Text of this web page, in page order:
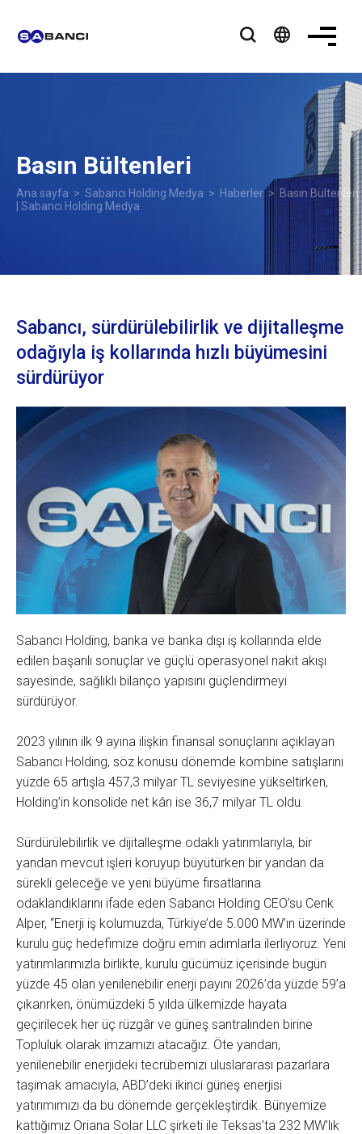
language
Basın Bültenleri
Ana sayfa > Sabancı Holding Medya > Haberler> Basın Bültenleri
| Sabancı Holding Medya
Sabancı, sürdürülebilirlik ve dijitalleşme
odağıyla iş kollarında hızlı büyümesini
sürdürüyor
Sabancı Holding, banka ve banka dışı iş kollarında elde
edilen başarılı sonuçlar ve güçlü operasyonel nakit akışı
sayesinde, sağlıklı bilanço yapısını güçlendirmeyi
sürdürüyor.
2023 yılının ilk 9 ayına ilişkin finansal sonuçlarını açıklayan
Sabancı Holding, söz konusu dönemde kombine satışlarını
yüzde 65 artışla 457,3 milyar TL seviyesine yükseltirken,
Holding’in konsolide net kârı ise 36,7 milyar TL oldu.
Sürdürülebilirlik ve dijitalleşme odaklı yatırımlarıyla, bir
yandan mevcut işleri koruyup büyütürken bir yandan da
sürekli geleceğe ve yeni büyüme fırsatlarına
odaklandıklarını ifade eden Sabancı Holding CEO’su Cenk
Alper, “Enerji iş kolumuzda, Türkiye’de 5.000 MW’ın üzerinde
kurulu güç hedefimize doğru emin adımlarla ilerliyoruz. Yeni
yatırımlarımızla birlikte, kurulu gücümüz içerisinde bugün
yüzde 45 olan yenilenebilir enerji payını 2026’da yüzde 59’a
çıkarırken, önümüzdeki 5 yılda ülkemizde hayata
geçirilecek her üç rüzgâr ve güneş santralinden birine
Topluluk olarak imzamızı atacağız. Öte yandan,
yenilenebilir enerjideki tecrübemizi uluslararası pazarlara
taşımak amacıyla, ABD’deki ikinci güneş enerjisi
yatırımımızı da bu dönemde gerçekleştirdik. Bünyemize
kattığımız Oriana Solar LLC şirketi ile Teksas’ta 232 MW'lık